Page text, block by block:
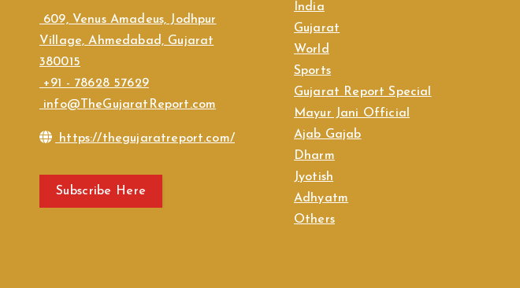
609, Venus Amadeus, Jodhpur
Village, Ahmedabad, Gujarat
380015
+91 - 78628 57629
info@TheGujaratReport.com
https://thegujaratreport.com/
Subscribe Here
India
Gujarat
World
Sports
Gujarat Report Special
Mayur Jani Official
Ajab Gajab
Dharm
Jyotish
Adhyatm
Others